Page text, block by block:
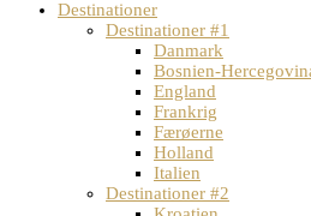
Destinationer
Destinationer #1
Danmark
Bosnien-
England
Frankrig
Færøerne
Holland
Italien
Destinationer #2